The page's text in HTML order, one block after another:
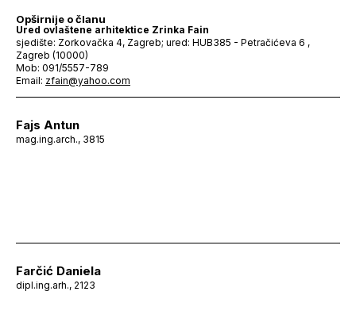
Opširnije o članu
Ured ovlaštene arhitektice Zrinka Fain
sjedište: Zorkovačka 4, Zagreb; ured: HUB385 - Petračićeva 6 ,
Zagreb (10000)
Mob: 091/5557-789
Email: zfain@yahoo.com
Fajs Antun
mag.ing.arch., 3815
Farčić Daniela
dipl.ing.arh., 2123